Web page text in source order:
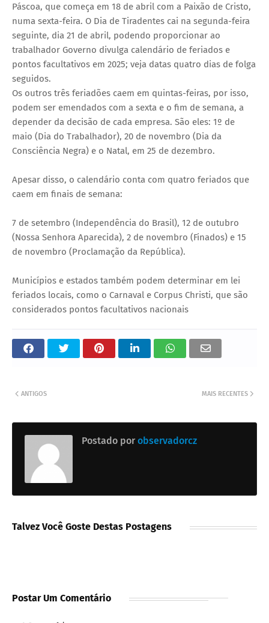
Páscoa, que começa em 18 de abril com a Paixão de Cristo,
numa sexta-feira. O Dia de Tiradentes cai na segunda-feira
seguinte, dia 21 de abril, podendo proporcionar ao
trabalhador Governo divulga calendário de feriados e
pontos facultativos em 2025; veja datas quatro dias de folga
seguidos.
Os outros três feriadões caem em quintas-feiras, por isso,
podem ser emendados com a sexta e o fim de semana, a
depender da decisão de cada empresa. São eles: 1º de
maio (Dia do Trabalhador), 20 de novembro (Dia da
Consciência Negra) e o Natal, em 25 de dezembro.
Apesar disso, o calendário conta com quatro feriados que
caem em finais de semana:
7 de setembro (Independência do Brasil), 12 de outubro
(Nossa Senhora Aparecida), 2 de novembro (Finados) e 15
de novembro (Proclamação da República).
Municípios e estados também podem determinar em lei
feriados locais, como o Carnaval e Corpus Christi, que são
considerados pontos facultativos nacionais
MAIS RECENTES
ANTIGOS
Postado por observadorcz
Talvez Você Goste Destas Postagens
Postar Um Comentário